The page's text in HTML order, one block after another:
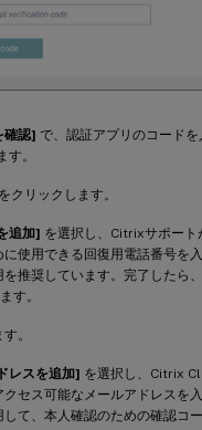
確認] で、認証アプリのコードを
す。
をクリックします。
追加] を選択し、Citrixサポート
に使用できる回復用電話番号を
推奨しています。完了したら、
す。
。
レスを追加] を選択し、Citrix
セス可能なメールアドレスを
て、本人確認のための確認コー